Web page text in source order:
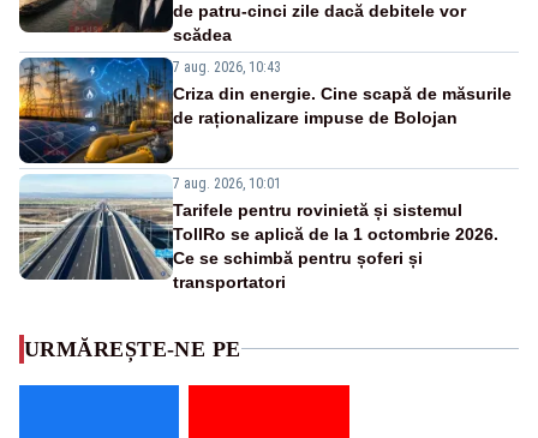
de patru-cinci zile dacă debitele vor
scădea
7 aug. 2026, 10:43
Criza din energie. Cine scapă de măsurile
de raționalizare impuse de Bolojan
7 aug. 2026, 10:01
Tarifele pentru rovinietă și sistemul
TollRo se aplică de la 1 octombrie 2026.
Ce se schimbă pentru șoferi și
transportatori
URMĂREȘTE-NE PE